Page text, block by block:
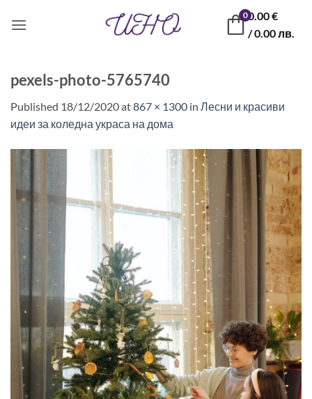
00.00€
/ 0.00 лв.
pexels-photo-5765740
Published 18/12/2020at867 × 1300 in Лесни и красиви
идеи за коледна украса на дома